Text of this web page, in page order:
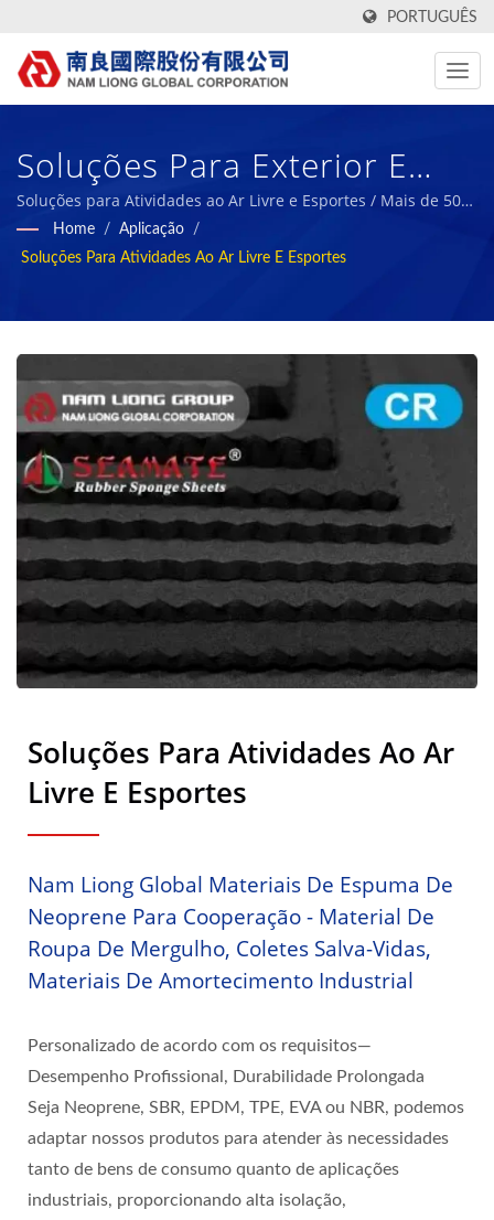
PORTUGUÊS
Soluções Para Exterior E
Esportes / Fabricante De
Tecido Têxtil De Taiwan Com
Soluções para Atividades ao Ar Livre e Esportes / Mais de 50
anos como fabricante de tecidos técnicos de alto
desempenho e esponja de borracha biológica | Nam Liong
Home / Aplicação
/
Soluções Para Atividades Ao Ar Livre E Esportes
Soluções Para Atividades Ao Ar
Livre E Esportes
Nam Liong Global Materiais De Espuma De
Neoprene Para Cooperação - Material De
Roupa De Mergulho, Coletes Salva-Vidas,
Materiais De Amortecimento Industrial
Personalizado de acordo com os requisitos—
Desempenho Profissional, Durabilidade Prolongada
Seja Neoprene, SBR, EPDM, TPE, EVA ou NBR, podemos
adaptar nossos produtos para atender às necessidades
tanto de bens de consumo quanto de aplicações
industriais, proporcionando alta isolação,